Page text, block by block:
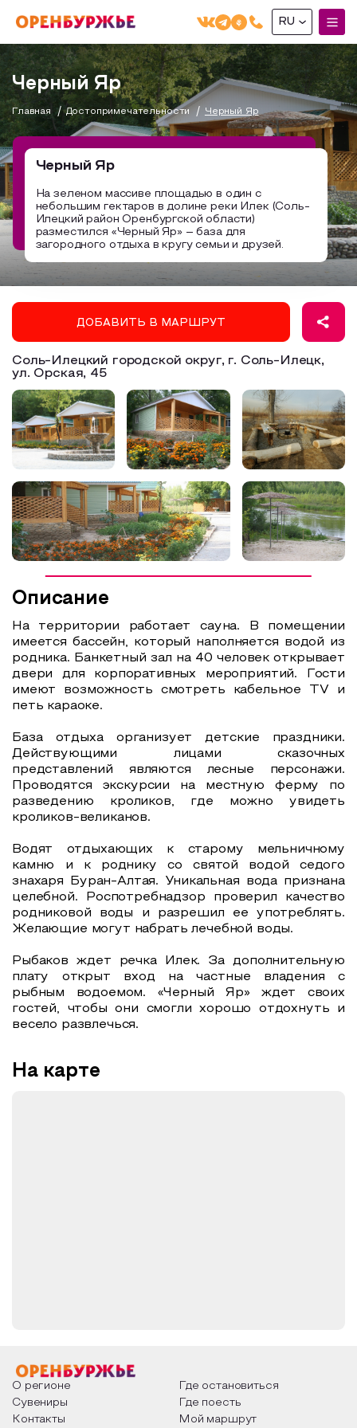
О РЕГИОНЕ
О регионе
Бузулук и Бузулукский район
Соль-Илецкий район
Саракташский район
МОЙ МАРШРУТ
Маршруты от туроператоров
Промышленный туризм
Пешеходный туризм
Аудио маршруты
Образовательный туризм
Аттестованные экскурсоводы
Маршруты от экскурсоводов
Все маршруты
Доступная среда
ГДЕ ПОЕСТЬ
ГДЕ ОСТАНОВИТЬСЯ
НАЦИОНАЛЬНЫЙ ТУРИСТСКИЙ МАРШРУТ
RU
English(EN)
Русский(RU)
Черный Яр
Главная Достопримечательности Черный Яр
Черный Яр
На зеленом массиве площадью в один с
небольшим гектаров в долине реки Илек (Соль-
Илецкий район Оренбургской области)
разместился «Черный Яр» – база для
загородного отдыха в кругу семьи и друзей.
ДОБАВИТЬ В МАРШРУТ
Соль-Илецкий городской округ, г. Соль-Илецк,
ул. Орская, 45
Описание
На территории работает сауна. В помещении
имеется бассейн, который наполняется водой из
родника. Банкетный зал на 40 человек открывает
двери для корпоративных мероприятий. Гости
имеют возможность смотреть кабельное TV и
петь караоке.
База отдыха организует детские праздники.
Действующими лицами сказочных
представлений являются лесные персонажи.
Проводятся экскурсии на местную ферму по
разведению кроликов, где можно увидеть
кроликов-великанов.
Водят отдыхающих к старому мельничному
камню и к роднику со святой водой седого
знахаря Буран-Алтая. Уникальная вода признана
целебной. Роспотребнадзор проверил качество
родниковой воды и разрешил ее употреблять.
Желающие могут набрать лечебной воды.
Рыбаков ждет речка Илек. За дополнительную
плату открыт вход на частные владения с
рыбным водоемом. «Черный Яр» ждет своих
гостей, чтобы они смогли хорошо отдохнуть и
весело развлечься.
На карте
О регионе
Где остановиться
Сувениры
Где поесть
Контакты
Мой маршрут